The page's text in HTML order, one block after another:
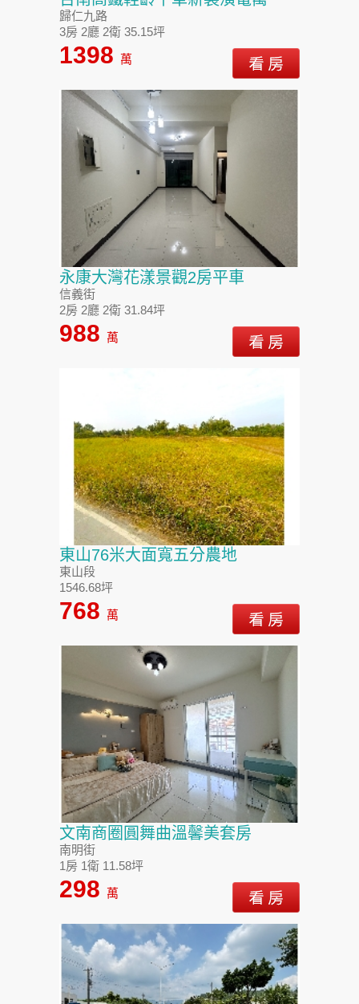
歸仁九路
3房 2廳 2衛 35.15坪
1398 萬
永康大灣花漾景觀2房平車
信義街
2房 2廳 2衛 31.84坪
988 萬
東山76米大面寬五分農地
東山段
1546.68坪
768 萬
文南商圈圓舞曲溫馨美套房
南明街
1房 1衛 11.58坪
298 萬